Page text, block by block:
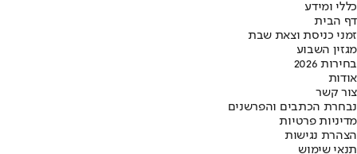
כללי ומידע
דף הבית
זמני כניסת וצאת שבת
מגזין השבוע
בחירות 2026
אודות
צור קשר
נבחרת הכתבים והפרשנים
מדיניות פרטיות
הצהרת נגישות
תנאי שימוש